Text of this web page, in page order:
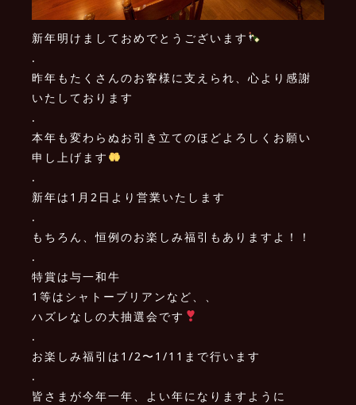
新年明けましておめでとうございます
.
昨年もたくさんのお客様に支えられ、心より感謝
いたしております
.
本年も変わらぬお引き立てのほどよろしくお願い
申し上げます
.
新年は1月2日より営業いたします️
.
もちろん、恒例のお楽しみ福引もありますよ！！
.
特賞は与一和牛
1等はシャトーブリアンなど、、
ハズレなしの大抽選会です
.
お楽しみ福引は1/2〜1/11まで行います️
.
皆さまが今年一年、よい年になりますように